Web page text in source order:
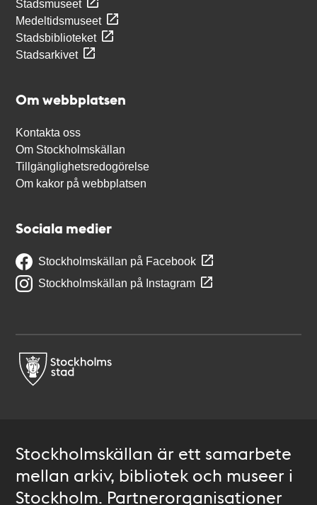
Stadsmuseet
Medeltidsmuseet
Stadsbiblioteket
Stadsarkivet
Om webbplatsen
Kontakta oss
Om Stockholmskällan
Tillgänglighetsredogörelse
Om kakor på webbplatsen
Sociala medier
Stockholmskällan på Facebook
Stockholmskällan på Instagram
Stockholmskällan är ett samarbete
mellan arkiv, bibliotek och museer i
Stockholm. Partnerorganisationer